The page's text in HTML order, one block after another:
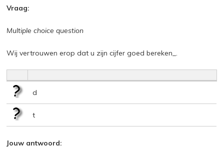
Vraag:
Multiple choice question
Wij vertrouwen erop dat u zijn cijfer goed bereken_.
d
t
Jouw antwoord: